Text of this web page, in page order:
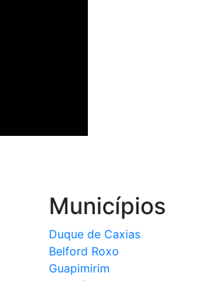
Municípios
Duque de Caxias
Belford Roxo
Guapimirim